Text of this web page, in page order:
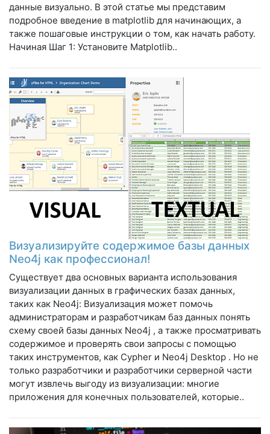
данные визуально. В этой статье мы представим
подробное введение в matplotlib для начинающих, а
также пошаговые инструкции о том, как начать работу.
Начиная Шаг 1: Установите Matplotlib..
Визуализируйте содержимое базы данных
Neo4j как профессионал!
Существует два основных варианта использования
визуализации данных в графических базах данных,
таких как Neo4j: Визуализация может помочь
администраторам и разработчикам баз данных понять
схему своей базы данных Neo4j , а также просматривать
содержимое и проверять свои запросы с помощью
таких инструментов, как Cypher и Neo4j Desktop . Но не
только разработчики и разработчики серверной части
могут извлечь выгоду из визуализации: многие
приложения для конечных пользователей, которые..